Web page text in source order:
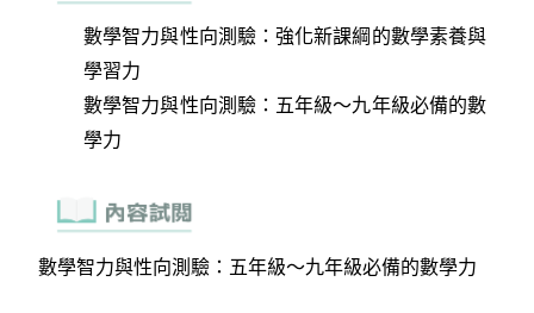
數學智力與性向測驗：強化新課綱的數學素養與
學習力
數學智力與性向測驗：五年級～九年級必備的數
學力